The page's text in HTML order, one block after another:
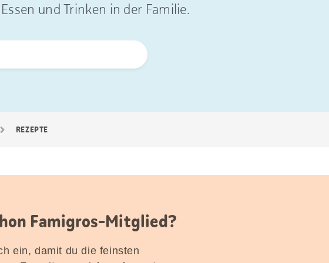
und Trinken in der Familie.
REZEPTE
Famigros-Mitglied?
ein, damit du die feinsten